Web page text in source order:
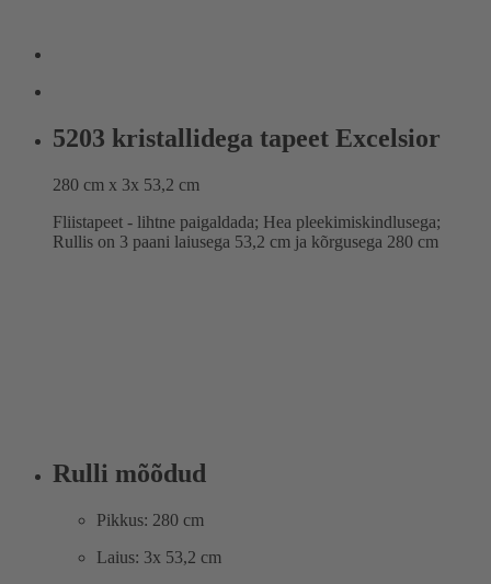
5203 kristallidega tapeet Excelsior
280 cm x 3x 53,2 cm
Fliistapeet - lihtne paigaldada; Hea pleekimiskindlusega;
Rullis on 3 paani laiusega 53,2 cm ja kõrgusega 280 cm
Rulli mõõdud
Pikkus: 280 cm
Laius: 3x 53,2 cm